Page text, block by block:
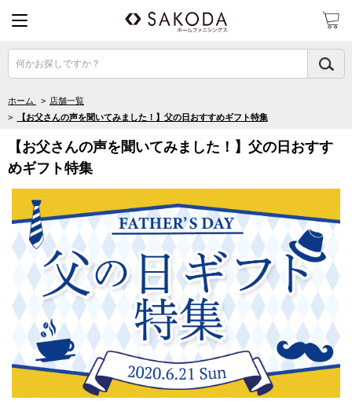
何かお探しですか？
ホーム > 店舗一覧
>
【お父さんの声を聞いてみました！】父の日おすすめギフト特集
【お父さんの声を聞いてみました！】父の日おすす
めギフト特集